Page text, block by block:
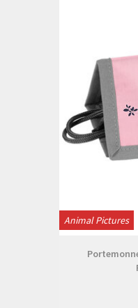
Animal Pictures